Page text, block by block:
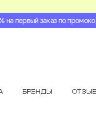
первый заказ по промокоду
БРЕНДЫ